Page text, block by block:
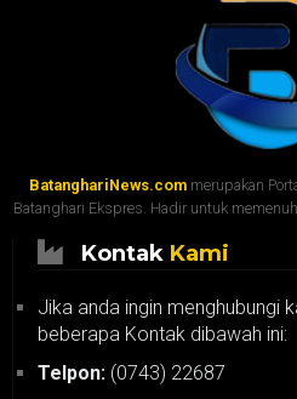
BatanghariNews.commerupakan
Batanghari Ekspres. Hadir untuk
Kontak Kami
Jika anda ingin menghubungi
beberapa Kontak dibawah ini:
Telpon: (0743) 22687